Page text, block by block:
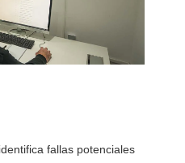
fallas potenciales